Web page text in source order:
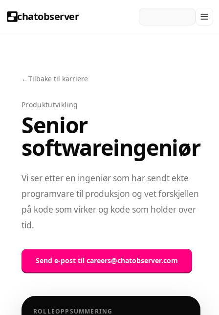
chatobserver
←Tilbake til karriere
Produktutvikling
Senior
softwareingeniør
Vi ser etter en ingeniør som har sendt ekte
programvare til produksjon og vet forskjellen
på kode som virker og kode som holder over
tid.
Send e-post til careers@chatobserver.com
ROLLEOPPSUMMERING